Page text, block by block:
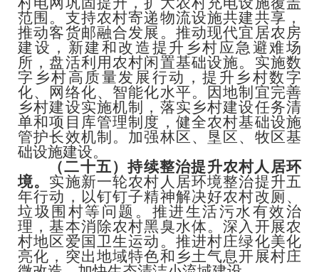
范围。支持农村寄递物流设施共建共享，
推动客货邮融合发展。推动现代宜居农房
建设，新建和改造提升乡村应急避难场
所，盘活利用农村闲置基础设施。实施数
字乡村高质量发展行动，提升乡村数字
化、网络化、智能化水平。因地制宜完善
乡村建设实施机制，落实乡村建设任务清
单和项目库管理制度，健全农村基础设施
管护长效机制。加强林区、垦区、牧区基
础设施建设。
（二十五）持续整治提升农村人居环
境。 实施新一轮农村人居环境整治提升五
年行动，以钉钉子精神解决好农村改厕、
垃圾围村等问题。推进生活污水有效治
理，基本消除农村黑臭水体。深入开展农
村地区爱国卫生运动。推进村庄绿化美化
亮化，突出地域特色和乡土气息开展村庄